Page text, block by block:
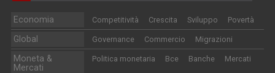
Economia Competitività Crescita Sviluppo Povertà
Global Governance Commercio Migrazioni
Moneta &
Mercati
Politica monetaria Bce Banche Mercati